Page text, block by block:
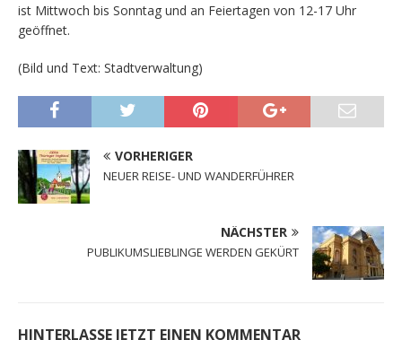
ist Mittwoch bis Sonntag und an Feiertagen von 12-17 Uhr
geöffnet.
(Bild und Text: Stadtverwaltung)
VORHERIGER
NEUER REISE- UND WANDERFÜHRER
NÄCHSTER
PUBLIKUMSLIEBLINGE WERDEN GEKÜRT
HINTERLASSE JETZT EINEN KOMMENTAR